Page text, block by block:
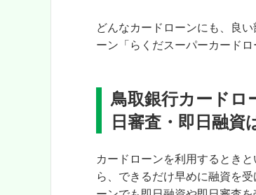
どんなカードローンにも、良
ーン「らくだスーパーカード
鳥取銀行カードロ
日審査・即日融資
カードローンを利用するとき
ら、できるだけ早めに融資を